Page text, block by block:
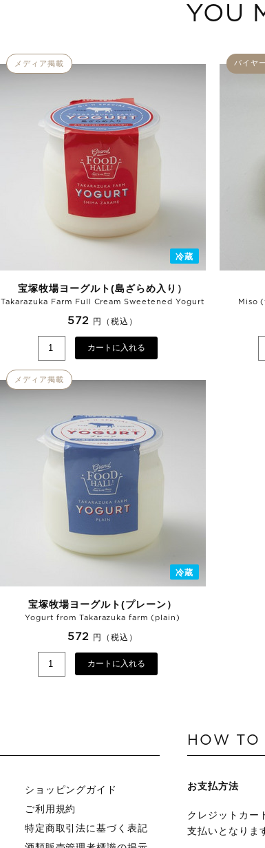
YOU
冷蔵
メディア掲載
宝塚牧場ヨーグルト(島ざらめ入り）
Takarazuka Farm Full Cream Sweetened Yogurt
572 円（税込）
カートに入れる
バイヤ
Miso
冷蔵
メディア掲載
宝塚牧場ヨーグルト(プレーン）
Yogurt from Takarazuka farm (plain)
572 円（税込）
カートに入れる
ショッピングガイド
ご利用規約
特定商取引法に基づく表記
HOW TO
お支払方法
クレジットカー
支払いとなりま